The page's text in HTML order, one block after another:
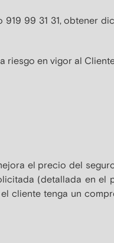
99 31 31, obtener
en vigor al
el precio del
(detallada en el
cliente tenga un